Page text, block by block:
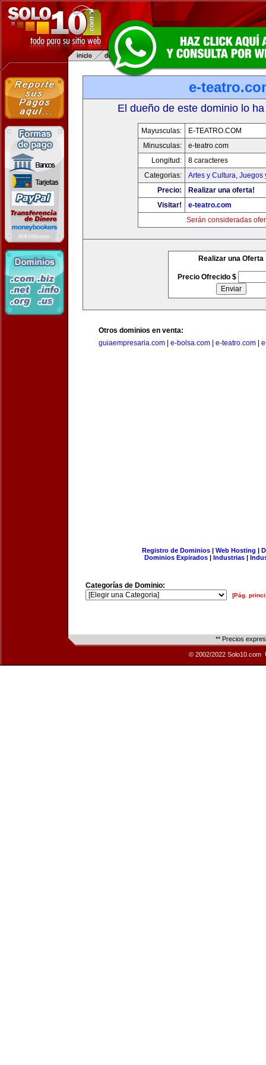
e-
El dueño de este dominio lo
Mayusculas:
E-TEATRO.COM
Minusculas:
e-teatro.com
Longitud:
8 caracteres
Categorias:
Artes y Cultura, Juegos
Precio:
Realizar una oferta!
Visitar!
e-teatro.com
Serán consideradas
Realizar una Oferta
Precio Ofrecido $
Otros dominios en venta:
guiaempresaria.com
e-bolsa.com e-teatro.com
Registro de Dominios| Web Hosting |
Dominios Expirados | Industrias |
Categorías de Dominio:
[Pág.
** Precios
© 2002/2022 Solo10.com